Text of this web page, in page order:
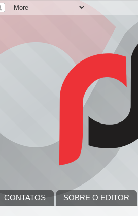
CONTATOS SOBRE O EDITOR